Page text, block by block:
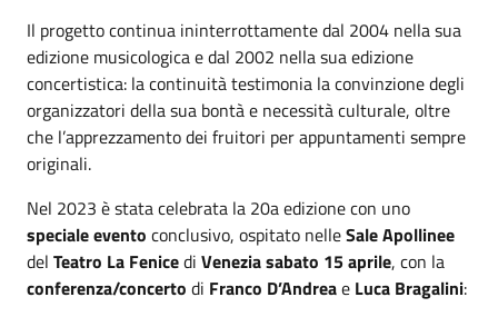
Il progetto continua ininterrottamente dal 2004 nella sua
edizione musicologica e dal 2002 nella sua edizione
concertistica: la continuità testimonia la convinzione degli
organizzatori della sua bontà e necessità culturale, oltre
che l’apprezzamento dei fruitori per appuntamenti sempre
originali.
Nel 2023 è stata celebrata la 20a edizione con uno
speciale evento conclusivo, ospitato nelleSale Apollinee
del Teatro La Fenicedi Veneziasabato 15 aprile, con la
conferenza/concerto di Franco D’Andreae Luca Bragalini: